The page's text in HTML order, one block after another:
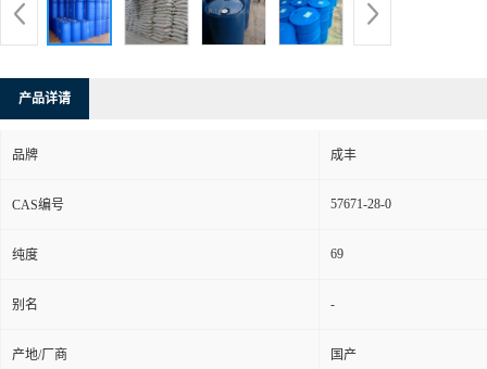
产品详请
品牌 成丰
CAS编号 57671-28-0
纯度 69
别名 -
产地/厂商 国产